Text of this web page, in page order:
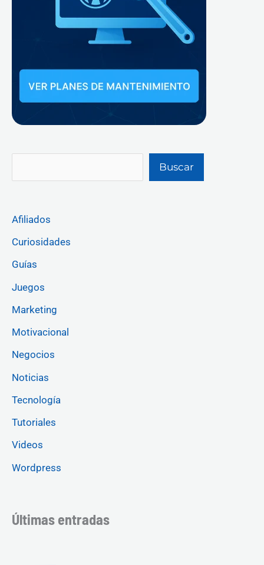
Buscar
Afiliados
Curiosidades
Guías
Juegos
Marketing
Motivacional
Negocios
Noticias
Tecnología
Tutoriales
Videos
Wordpress
Últimas entradas